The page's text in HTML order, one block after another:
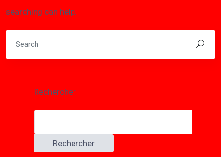
searching can help.
Rechercher
Rechercher